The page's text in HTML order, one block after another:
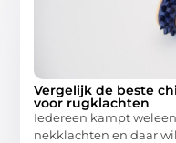
Vergelijk de beste
voor rugklachten
Iedereen kampt
nekklachten en daar